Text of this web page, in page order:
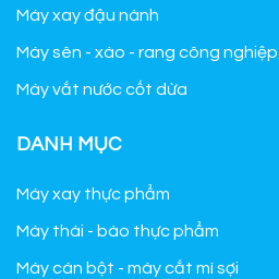
Máy xay đậu nành
Máy sên - xào - rang công nghiệp
Máy vắt nước cốt dừa
DANH MỤC
Máy xay thực phẩm
Máy thái - bào thực phẩm
Máy cán bột - máy cắt mì sợi